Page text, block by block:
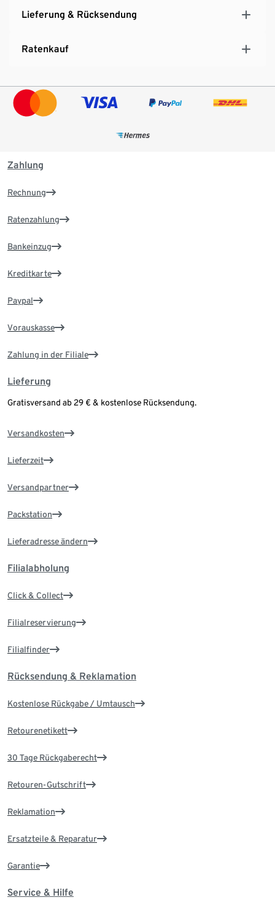
Lieferung & Rücksendung
Ratenkauf
Zahlung
Rechnung
Ratenzahlung
Bankeinzug
Kreditkarte
Paypal
Vorauskasse
Zahlung in der Filiale
Lieferung
Gratisversand ab 29 € & kostenlose Rücksendung.
Versandkosten
Lieferzeit
Versandpartner
Packstation
Lieferadresse ändern
Filialabholung
Click & Collect
Filialreservierung
Filialfinder
Rücksendung & Reklamation
Kostenlose Rückgabe / Umtausch
Retourenetikett
30 Tage Rückgaberecht
Retouren-Gutschrift
Reklamation
Ersatzteile & Reparatur
Garantie
Service & Hilfe